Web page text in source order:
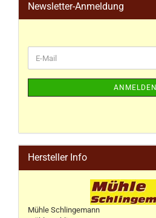
Newsletter-Anmeldung
ANMELDEN
Hersteller Info
Mühle Schlingemann